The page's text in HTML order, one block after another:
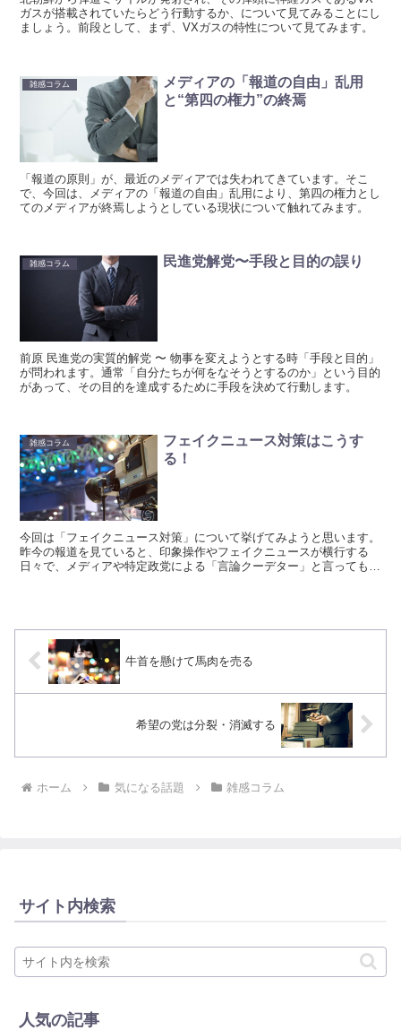
ガスが搭載されていたらどう行動するか、について見てみることにし
ましょう。前段として、まず、VXガスの特性について見てみます。
雑感コラム
メディアの「報道の自由」乱用
と“第四の権力”の終焉
「報道の原則」が、最近のメディアでは失われてきています。そこ
で、今回は、メディアの「報道の自由」乱用により、第四の権力とし
てのメディアが終焉しようとしている現状について触れてみます。
雑感コラム 民進党解党〜手段と目的の誤り
前原 民進党の実質的解党 〜 物事を変えようとする時「手段と目的」
が問われます。通常「自分たちが何をなそうとするのか」という目的
があって、その目的を達成するために手段を決めて行動します。
雑感コラム
フェイクニュース対策はこうす
る！
今回は「フェイクニュース対策」について挙げてみようと思います。
昨今の報道を見ていると、印象操作やフェイクニュースが横行する
日々で、メディアや特定政党による「言論クーデター」と言っても良
牛首を懸けて馬肉を売る
希望の党は分裂・消滅する
ホーム 気になる話題 雑感コラム
サイト内検索
人気の記事